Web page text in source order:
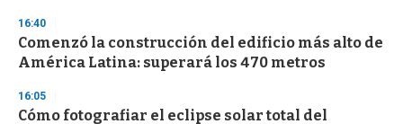
16:40
Comenzó la construcción del edificio más alto de
América Latina: superará los 470 metros
16:05
Cómo fotografiar el eclipse solar total del